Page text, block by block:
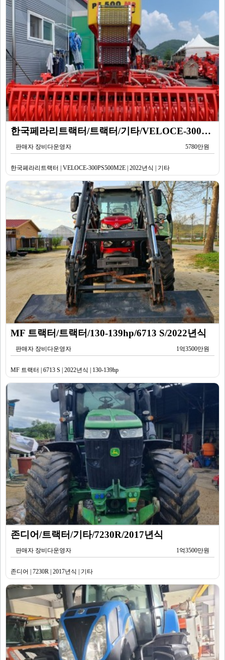
한국페라리트랙터/트랙터/기타/VELOCE-300PS500M2E/2022년식
판매자 장비다운영자 5780만원
한국페라리트랙터 | VELOCE-300PS500M2E | 2022년식 | 기타
MF 트랙터/트랙터/130-139hp/6713 S/2022년식
판매자 장비다운영자 1억3500만원
MF 트랙터 | 6713 S | 2022년식 | 130-139hp
존디어/트랙터/기타/7230R/2017년식
판매자 장비다운영자 1억3500만원
존디어 | 7230R | 2017년식 | 기타